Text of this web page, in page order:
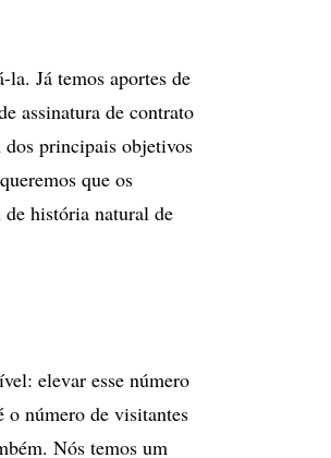
la. Já temos aportes de
assinatura de contrato
dos principais objetivos
que os
história natural de
elevar esse número
o número de visitantes
Nós temos um